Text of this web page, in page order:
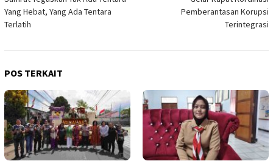
Yang Hebat, Yang Ada Tentara
Terlatih
Pemberantasan Korupsi
Terintegrasi
POS TERKAIT